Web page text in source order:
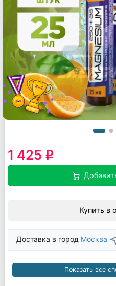
1 425 q
Купить в
Доставка в город Москва
Показать все